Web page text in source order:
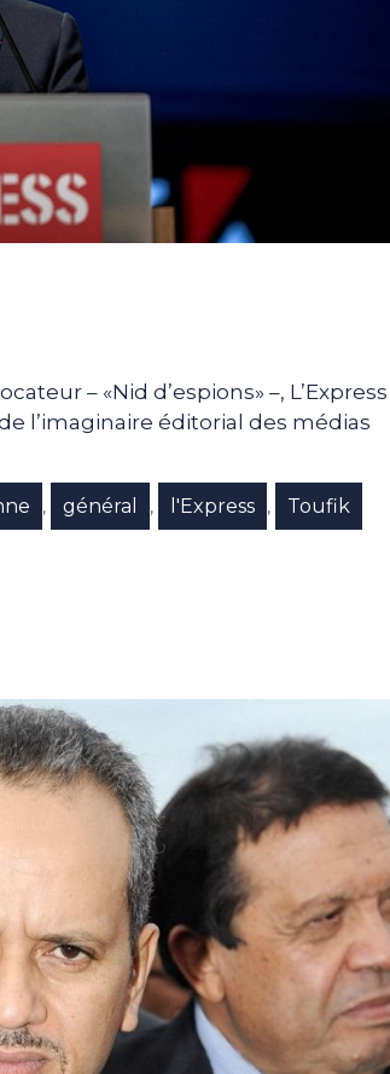
– «Nid d’espions» –, L’Express
l’imaginaire éditorial des médias
, général , l'Express , Toufik